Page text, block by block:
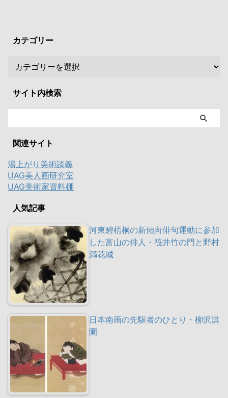
カテゴリー
サイト内検索
関連サイト
湯上がり美術談義
UAG美人画研究室
UAG美術家資料棚
人気記事
河東碧梧桐の新傾向俳句運動に参加
した富山の俳人・筏井竹の門と野村
満花城
日本南画の先駆者のひとり・柳沢淇
園